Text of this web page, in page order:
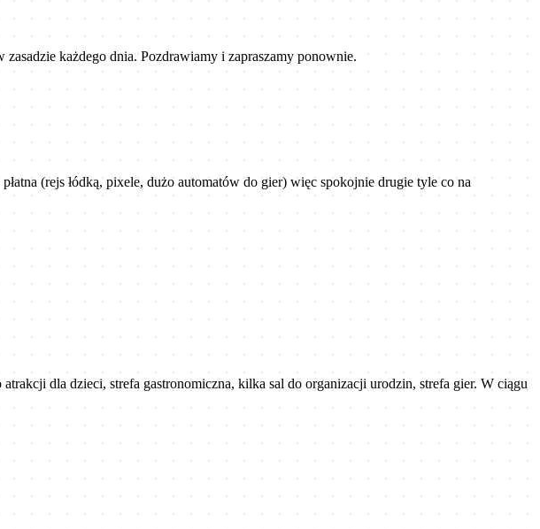
każdego dnia. Pozdrawiamy i zapraszamy ponownie.
(rejs łódką, pixele, dużo automatów do gier) więc spokojnie drugie tyle co na
dla dzieci, strefa gastronomiczna, kilka sal do organizacji urodzin, strefa gier. W ciągu